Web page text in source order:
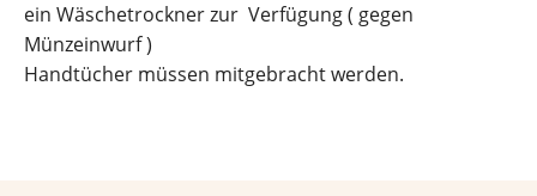
ein Wäschetrockner zur Verfügung ( gegen
Münzeinwurf )
Handtücher müssen mitgebracht werden.